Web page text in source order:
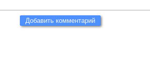
Добавить комментарий